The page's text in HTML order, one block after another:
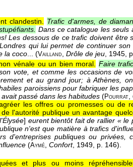
clandestin. Trafic d'armes, de
Dans ce catalogue les seuls
Les dessous de ce trafic doivent être
qui lui permet de continuer
la coco... (Vailland, Drôle de jeu, 1945,
vénale ou un bien moral. Faire
vote, et comme les occasions de
et au grand jour; à Athènes,
paroissiens pour fabriquer les
passé dans les habitudes (Pourrat,
les offres ou promesses ou de
l'autorité publique un avantage
] eurent bientôt fait de rallier « le
n'est que matière à trafics
d'entreprises publiques ou privées,
(Aymé, Confort, 1949, p. 146).
et plus ou moins